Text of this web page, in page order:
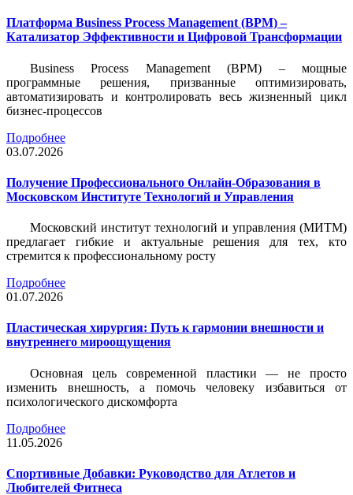
Платформа Business Process Management (BPM) –
Катализатор Эффективности и Цифровой Трансформации
Business Process Management (BPM) – мощные
программные решения, призванные оптимизировать,
автоматизировать и контролировать весь жизненный цикл
бизнес-процессов
Подробнее
03.07.2026
Получение Профессионального Онлайн-Образования в
Московском Институте Технологий и Управления
Московский институт технологий и управления (МИТМ)
предлагает гибкие и актуальные решения для тех, кто
стремится к профессиональному росту
Подробнее
01.07.2026
Пластическая хирургия: Путь к гармонии внешности и
внутреннего мироощущения
Основная цель современной пластики — не просто
изменить внешность, а помочь человеку избавиться от
психологического дискомфорта
Подробнее
11.05.2026
Спортивные Добавки: Руководство для Атлетов и
Любителей Фитнеса